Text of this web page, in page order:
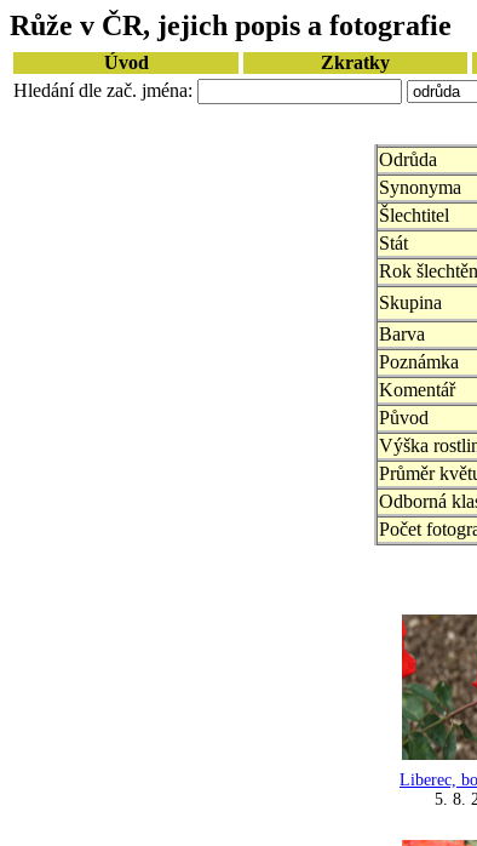
Růže v ČR, jejich popis a fotografie
Úvod Zkratky
Hledání dle zač. jména:
Odrůda
Synonyma
Šlechtitel
Stát
Rok
Skupina
Barva
Poznámka
Komentář
Původ
Výška
Průměr
Odborná
Počet
Liberec,
5. 8.